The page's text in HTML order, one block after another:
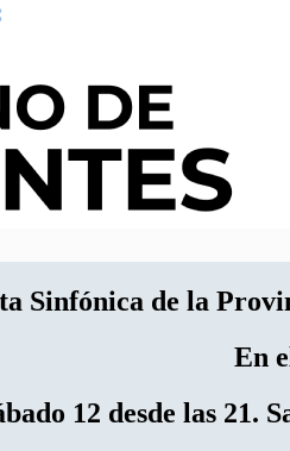
Sinfónica de la
En
12 desde las 21.